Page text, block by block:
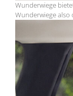
Wunderwiege
Wunderwiege also